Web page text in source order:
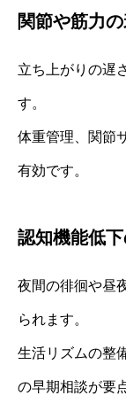
関節や筋力の
立ち上がりの遅
す。
体重管理、関節
有効です。
認知機能低
夜間の徘徊や昼
られます。
生活リズムの整
の早期相談が要